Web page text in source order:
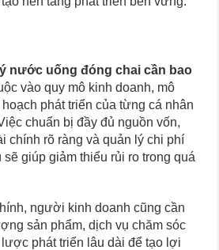
nước uống đóng chai cần bao
vào quy mô kinh doanh, mô
phát triển của từng cá nhân
chuẩn bị đầy đủ nguồn vốn,
chính rõ ràng và quản lý chi phí
giúp giảm thiểu rủi ro trong quá
người kinh doanh cũng cần
sản phẩm, dịch vụ chăm sóc
phát triển lâu dài để tạo lợi